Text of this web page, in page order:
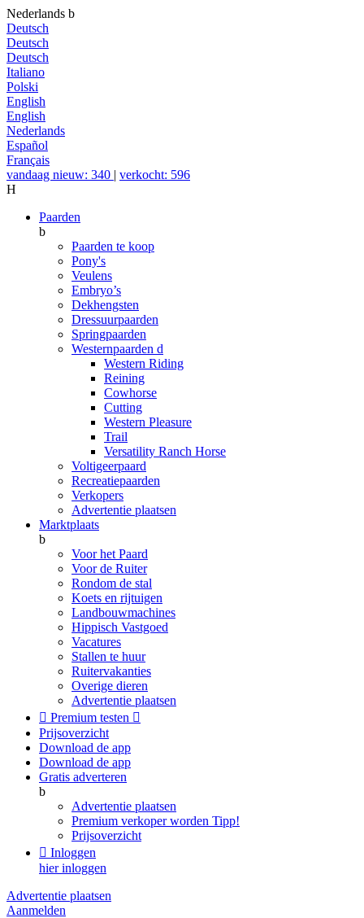
Nederlands b
Deutsch
Deutsch
Deutsch
Italiano
Polski
English
English
Nederlands
Español
Français
vandaag nieuw: 340 | verkocht: 596
H
Paarden
b
Paarden te koop
Pony's
Veulens
Embryo’s
Dekhengsten
Dressuurpaarden
Springpaarden
Westernpaarden d
Western Riding
Reining
Cowhorse
Cutting
Western Pleasure
Trail
Versatility Ranch Horse
Voltigeerpaard
Recreatiepaarden
Verkopers
Advertentie plaatsen
Marktplaats
b
Voor het Paard
Voor de Ruiter
Rondom de stal
Koets en rijtuigen
Landbouwmachines
Hippisch Vastgoed
Vacatures
Stallen te huur
Ruitervakanties
Overige dieren
Advertentie plaatsen
 Premium testen 
Prijsoverzicht
Download de app
Download de app
Gratis adverteren
b
Advertentie plaatsen
Premium verkoper worden Tipp!
Prijsoverzicht
 Inloggen
hier inloggen
Advertentie plaatsen
Aanmelden